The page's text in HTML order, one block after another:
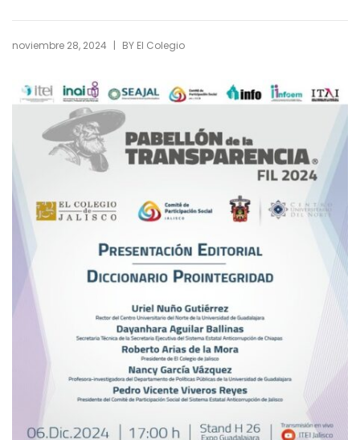
noviembre 28, 2024 | BY El Colegio